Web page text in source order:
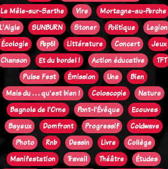
Le Mêle-sur-Sarthe
Vire
Mortagne-au-Perche
L'Aigle
SUNBURN Stoner Politique
Legion
Écologie
Pep61 Littérature Concert
Jeux
Chanson
Et du bordel ! Action éducative
TFT
Pulse Fest
Émission Une
Bien
Mais du . . . qu'est bien !
Coloscopie
Nature
Bagnole de l'Orne
Pont-l'Évêque
Ecouves
Bayeux
Domfront Progressif
Coldwave
Photo
Rnb Dessin Livre
Collège
Manifestation
Travail Théâtre
Études